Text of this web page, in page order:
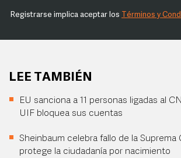
Registrarse implica aceptar los Términos y
LEE TAMBIÉN
EU sanciona a 11 personas ligadas al
UIF bloquea sus cuentas
Sheinbaum celebra fallo de la Suprema
protege la ciudadanía por nacimiento